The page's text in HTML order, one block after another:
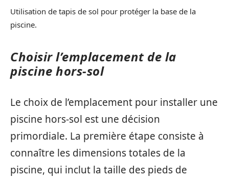
Utilisation de tapis de sol pour protéger la base de la
piscine.
Choisir l’emplacement de la
piscine hors-sol
Le choix de l’emplacement pour installer une
piscine hors-sol est une décision
primordiale. La première étape consiste à
connaître les dimensions totales de la
piscine, qui inclut la taille des pieds de